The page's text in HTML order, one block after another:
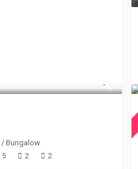
/ Bungalow
5 2 2